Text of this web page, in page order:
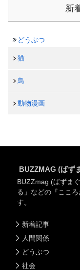
新
どうぶつ
猫
鳥
動物漫画
BUZZMAG (ばず
BUZZmag (ばずま
る」などの『ここ
す。
新着記事
人間関係
どうぶつ
社会